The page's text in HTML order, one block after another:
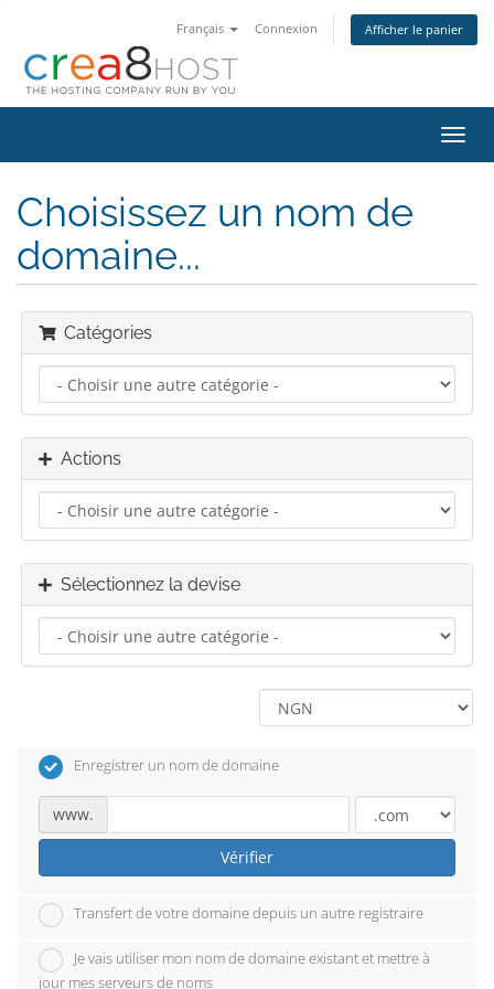
Français Connexion Afficher le panier
la
Choisissez un nom de
domaine...
Catégories
Actions
Sélectionnez la devise
Enregistrer un nom de domaine
www.
Vérifier
Transfert de votre domaine depuis un autre registraire
Je vais utiliser mon nom de domaine existant et mettre à
jour mes serveurs de noms